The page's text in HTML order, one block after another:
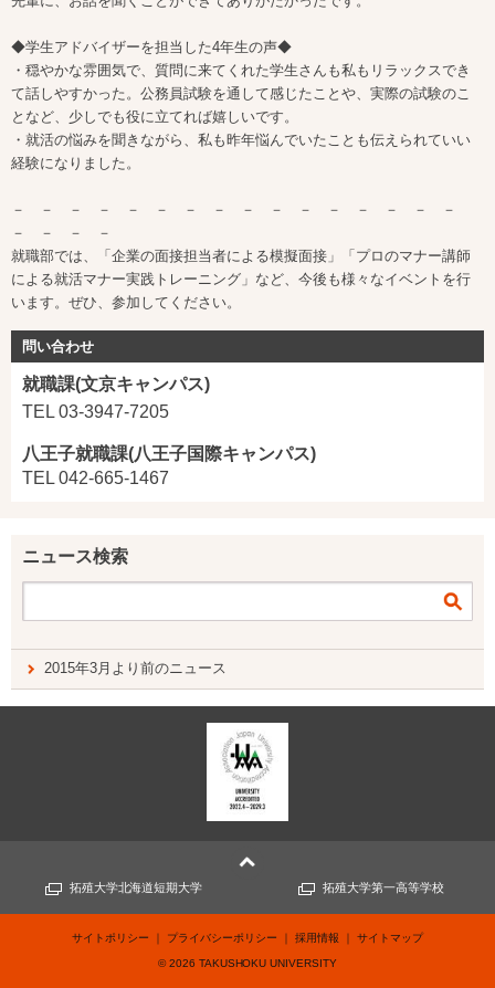
◆学生アドバイザーを担当した4年生の声◆
・穏やかな雰囲気で、質問に来てくれた学生さんも私もリラックスでき
て話しやすかった。公務員試験を通して感じたことや、実際の試験のこ
となど、少しでも役に立てれば嬉しいです。
・就活の悩みを聞きながら、私も昨年悩んでいたことも伝えられていい
経験になりました。
－ － － － － － － － － － － － － － － －
－ － － －
就職部では、「企業の面接担当者による模擬面接」「プロのマナー講師
による就活マナー実践トレーニング」など、今後も様々なイベントを行
います。ぜひ、参加してください。
問い合わせ
就職課(文京キャンパス)
TEL 03-3947-7205
八王子就職課(八王子国際キャンパス)
TEL 042-665-1467
ニュース検索
2015年3月より前のニュース
拓殖大学北海道短期大学 拓殖大学第一高等学校
サイトポリシー プライバシーポリシー 採用情報 サイトマップ
©2026 TAKUSHOKU UNIVERSITY